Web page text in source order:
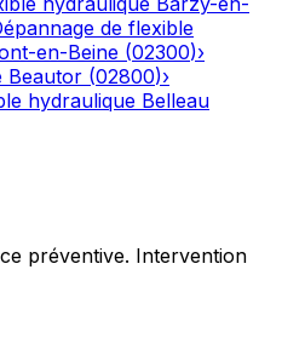
de flexible
en-Beine (02300)›
Beautor (02800)›
hydraulique Belleau
préventive. Intervention